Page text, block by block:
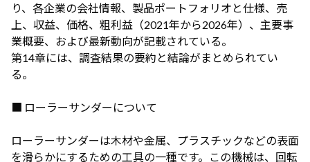
り、各企業の会社情報、製品ポートフォリオと仕様、売
上、収益、価格、粗利益（2021年から2026年）、主要事
業概要、および最新動向が記載されている。
第14章には、調査結果の要約と結論がまとめられてい
る。
■ ローラーサンダーについて
ローラーサンダーは木材や金属、プラスチックなどの表面
を滑らかにするための工具の一種です。この機械は、回転